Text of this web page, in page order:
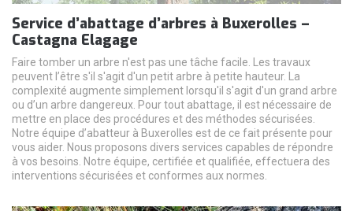
Service d’abattage d’arbres à Buxerolles –
Castagna Elagage
Faire tomber un arbre n'est pas une tâche facile. Les travaux
peuvent l’être s'il s'agit d'un petit arbre à petite hauteur. La
complexité augmente simplement lorsqu'il s'agit d'un grand arbre
ou d’un arbre dangereux. Pour tout abattage, il est nécessaire de
mettre en place des procédures et des méthodes sécurisées.
Notre équipe d’abatteur à Buxerolles est de ce fait présente pour
vous aider. Nous proposons divers services capables de répondre
à vos besoins. Notre équipe, certifiée et qualifiée, effectuera des
interventions sécurisées et conformes aux normes.